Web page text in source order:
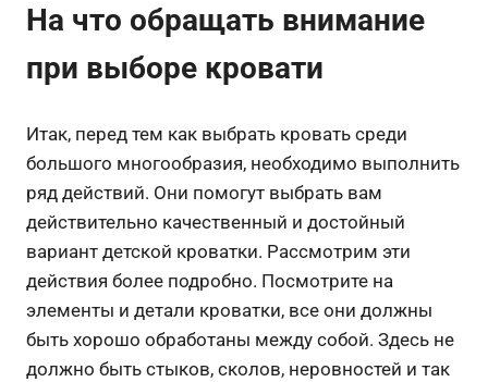
На что обращать внимание
при выборе кровати
Итак, перед тем как выбрать кровать среди
большого многообразия, необходимо выполнить
ряд действий. Они помогут выбрать вам
действительно качественный и достойный
вариант детской кроватки. Рассмотрим эти
действия более подробно. Посмотрите на
элементы и детали кроватки, все они должны
быть хорошо обработаны между собой. Здесь не
должно быть стыков, сколов, неровностей и так